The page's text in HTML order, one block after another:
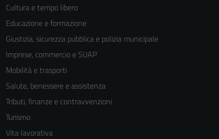
Cultura e tempo libero
Educazione e formazione
Giustizia, sicurezza pubblica e polizia municipale
Imprese, commercio e SUAP
Mobilità e trasporti
Salute, benessere e assistenza
Tributi, finanze e contravvenzioni
Turismo
Vita lavorativa